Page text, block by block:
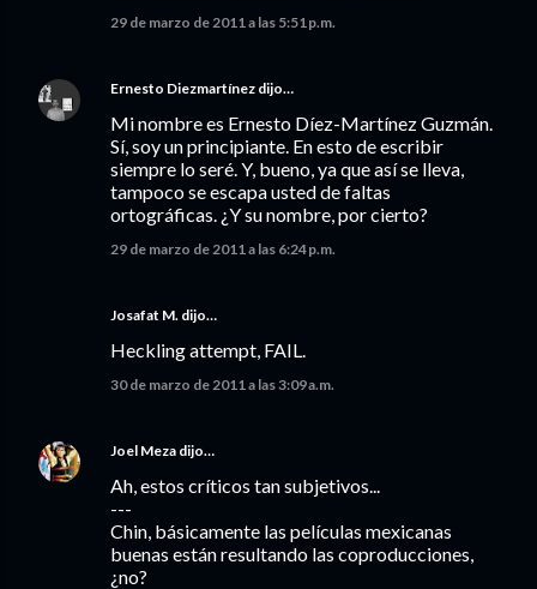
29 de marzo de 2011 a las 5:51 p.m.
Ernesto Diezmartínez dijo…
Mi nombre es Ernesto Díez-Martínez Guzmán.
Sí, soy un principiante. En esto de escribir
siempre lo seré. Y, bueno, ya que así se lleva,
tampoco se escapa usted de faltas
ortográficas. ¿Y su nombre, por cierto?
29 de marzo de 2011 a las 6:24 p.m.
Josafat M. dijo…
Heckling attempt, FAIL.
30 de marzo de 2011 a las 3:09 a.m.
Joel Meza dijo…
Ah, estos críticos tan subjetivos...
---
Chin, básicamente las películas mexicanas
buenas están resultando las coproducciones,
¿no?